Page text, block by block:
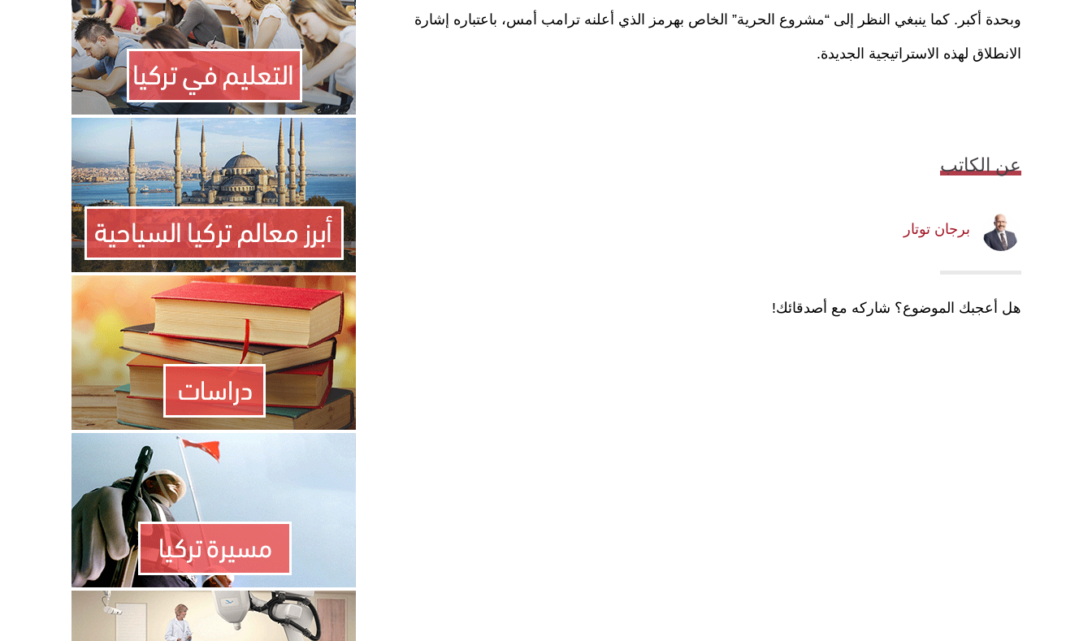
وبحدة أكبر. كما ينبغي النظر إلى “مشروع الحرية” الخاص بهرمز الذي أعلنه ترامب أمس، باعتباره إشارة
الانطلاق لهذه الاستراتيجية الجديدة.
عن الكاتب
برجان توتار
هل أعجبك الموضوع؟ شاركه مع أصدقائك!